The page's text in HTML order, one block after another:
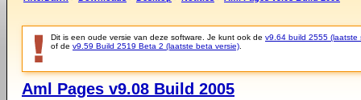
Dit is een oude versie van deze software. Je kunt ook de v9.64 build 2555 (laatste
of de v9.59 Build 2519 Beta 2 (laatste beta versie)
Aml Pages v9.08 Build 2005